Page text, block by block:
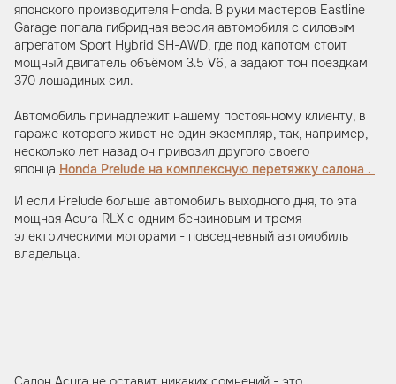
японского производителя Honda. В руки мастеров Eastline
Garage попала гибридная версия автомобиля с силовым
агрегатом Sport Hybrid SH-AWD, где под капотом стоит
мощный двигатель объёмом 3.5 V6, а задают тон поездкам
370 лошадиных сил.
Автомобиль принадлежит нашему постоянному клиенту, в
гараже которого живет не один экземпляр, так, например,
несколько лет назад он привозил другого своего
японца Honda Prelude на комплексную перетяжку салона .
И если Prelude больше автомобиль выходного дня, то эта
мощная Acura RLX с одним бензиновым и тремя
электрическими моторами - повседневный автомобиль
владельца.